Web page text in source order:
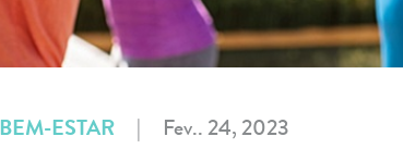
ESTAR | Fev.. 24, 2023